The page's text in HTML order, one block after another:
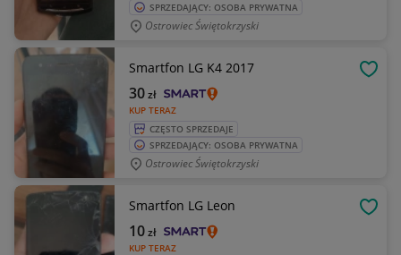
SPRZEDAJĄCY: OSOBA PRYWATNA
Ostrowiec Świętokrzyski
Smartfon LG K4 2017
KUP TERAZ
30zł
CZĘSTO SPRZEDAJE
SPRZEDAJĄCY: OSOBA PRYWATNA
Ostrowiec Świętokrzyski
Smartfon LG Leon
KUP TERAZ
10zł